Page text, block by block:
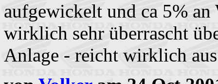
aufgewickelt und ca 5%
wirklich sehr überrascht
Anlage - reicht wirklich